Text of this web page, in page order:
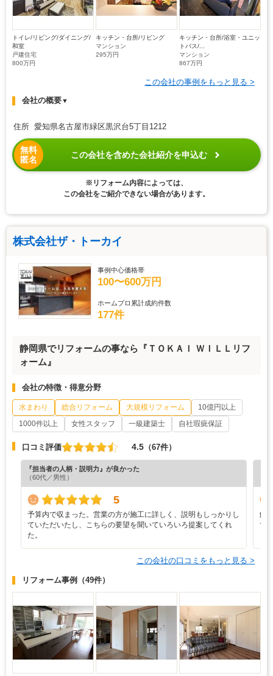
トイレ/リビング/ダイニング/
和室
戸建住宅
800万円
キッチン・台所/リビング
マンション
295万円
キッチン・台所/浴室・ユニッ
トバス/...
マンション
867万円
この会社の事例をもっと見る >
会社の概要▼
住所 愛知県名古屋市緑区黒沢台5丁目1212
無料
匿名
この会社を含めた会社紹介を申込む
※リフォーム内容によっては、
この会社をご紹介できない場合があります。
株式会社ザ・トーカイ
事例中心価格帯
100〜600万円
ホームプロ累計成約件数
177件
静岡県でリフォームの事なら『ＴＯＫＡＩ ＷＩＬＬリフ
ォーム』
会社の特徴・得意分野
水まわり 総合リフォーム 大規模リフォーム
10億円以上
1000件以上
女性スタッフ 一級建築士 自社瑕疵保証
口コミ評価 4.5 （67件）
『担当者の人柄・説明力』が良かった
（60代／男性）
5
予算内で収まった。営業の方が施工に詳しく、説明もしっかりし
ていただいたし、こちらの要望を聞いていろいろ提案してくれ
た。
解
て
この会社の口コミをもっと見る >
リフォーム事例 （49件）